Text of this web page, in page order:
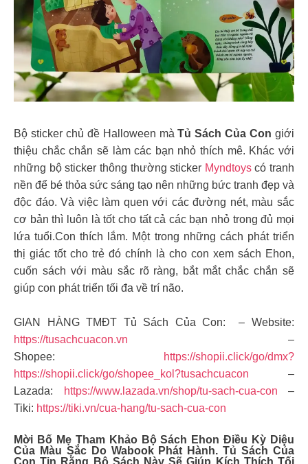
Bộ sticker chủ đề Halloween màTủ Sách Của Con giới
thiệu chắc chắn sẽ làm các bạn nhỏ thích mê. Khác với
những bộ sticker thông thường sticker Myndtoyscó tranh
nền để bé thỏa sức sáng tạo nên những bức tranh đẹp và
độc đáo.Và việc làm quen với các đường nét, màu sắc
cơ bản thì luôn là tốt cho tất cả các bạn nhỏ trong đủ mọi
lứa tuổi.Con thích lắm. Một trong những cách phát triển
thị giác tốt cho trẻ đó chính là cho con xem sách Ehon,
cuốn sách với màu sắc rõ ràng, bắt mắt chắc chắn sẽ
giúp con phát triển tối đa về trí não.
GIAN HÀNG TMĐT Tủ Sách Của Con: – Website:
https://tusachcuacon.vn –
Shopee:
https://shopii.click/go/dmx?
https://shopii.click/go/shopee_kol?tusachcuacon –
Lazada:
https://www.lazada.vn/shop/tu-sach-cua-con –
Tiki: https://tiki.vn/cua-hang/tu-sach-cua-con
Mời Bố Mẹ Tham Khảo Bộ Sách Ehon Điều Kỳ Diệu
Của Màu Sắc Do Wabook Phát Hành.Tủ Sách Của
Con Tin Rằng Bộ Sách Này Sẽ Giúp Kích Thích Tối